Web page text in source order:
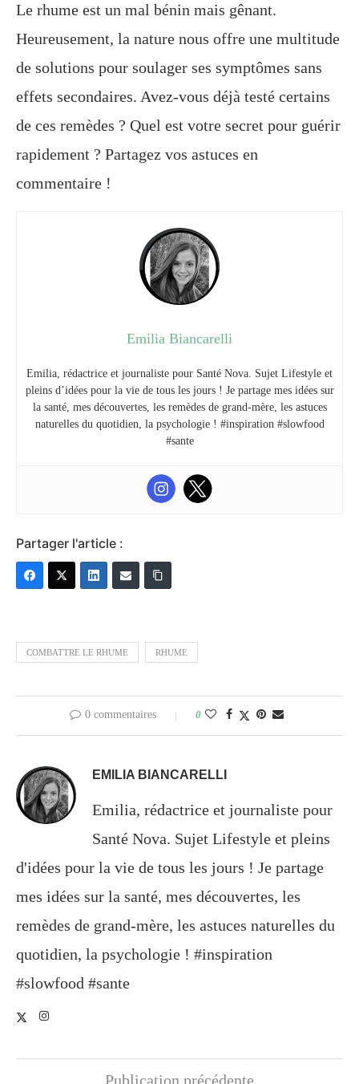
Le rhume est un mal bénin mais gênant.
Heureusement, la nature nous offre une multitude
de solutions pour soulager ses symptômes sans
effets secondaires. Avez-vous déjà testé certains
de ces remèdes ? Quel est votre secret pour guérir
rapidement ? Partagez vos astuces en
commentaire !
Emilia Biancarelli
Emilia, rédactrice et journaliste pour Santé Nova. Sujet Lifestyle et
pleins d’idées pour la vie de tous les jours ! Je partage mes idées sur
la santé, mes découvertes, les remèdes de grand-mère, les astuces
naturelles du quotidien, la psychologie ! #inspiration #slowfood
#sante
Partager l'article :
COMBATTRE LE RHUME RHUME
0 commentaires 0
EMILIA BIANCARELLI
Emilia, rédactrice et journaliste pour
Santé Nova. Sujet Lifestyle et pleins
d'idées pour la vie de tous les jours ! Je partage
mes idées sur la santé, mes découvertes, les
remèdes de grand-mère, les astuces naturelles du
quotidien, la psychologie ! #inspiration
#slowfood #sante
Publication précédente